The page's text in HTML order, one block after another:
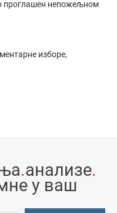
проглашен непожељном
изборе,
.анализе.
у ваш